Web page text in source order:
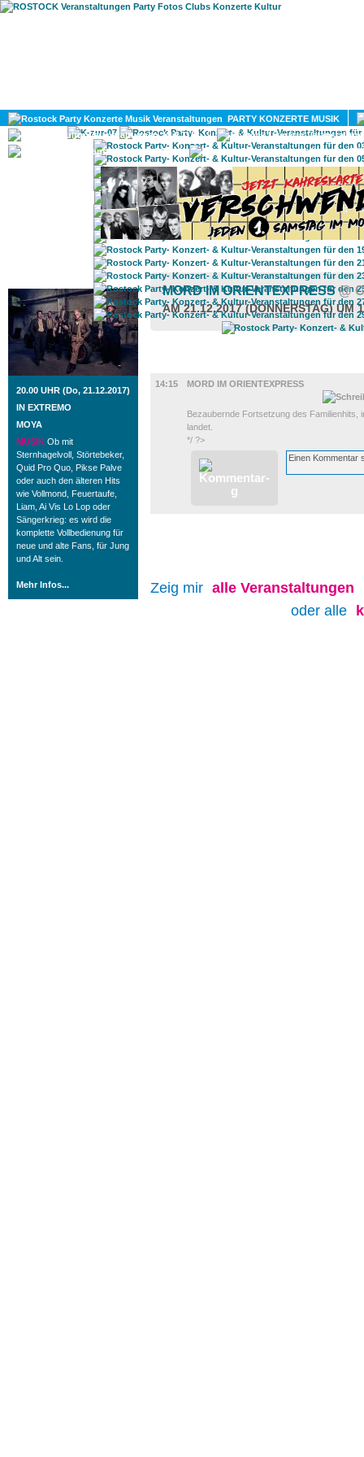
PARTY KONZERTE MUSIK
KULTUR
GAY
ROSTOCK TAGESTIPP
20.00 UHR (Do, 21.12.2017)
IN EXTREMO
MOYA
MUSIK Ob mit
Sternhagelvoll, Störtebeker,
Quid Pro Quo, Pikse Palve
oder auch den älteren Hits
wie Vollmond, Feuertaufe,
Liam, Ai Vis Lo Lop oder
Sängerkrieg: es wird die
komplette Vollbedienung für
neue und alte Fans, für Jung
und Alt sein.
Mehr Infos...
MORD IM ORIENTEXPRESS@
AM 21.12.2017 (DONNERSTAG) UM
14:15
MORD IM ORIENTEXPRESS
Bezaubernde Fortsetzung des Familienhits,
landet.
*/ ?>
Zeig mir alle Veranstaltungen
oder alle